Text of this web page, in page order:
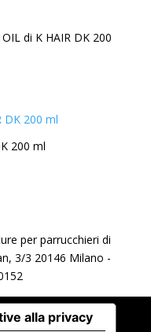
di K HAIR DK 200
200 ml
per parrucchieri di
3/3 20146 Milano -
alla privacy